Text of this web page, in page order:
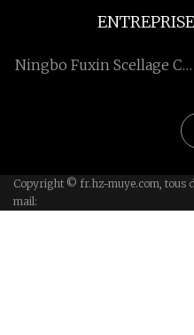
Ningbo Fuxin Scellage Co.,
Copyright © fr.hz-muye.com, tous
mail: